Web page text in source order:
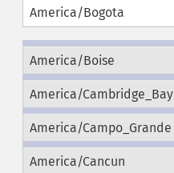
America/Bogota
America/Boise
America/Cambridge_Bay
America/Campo_Grande
America/Cancun